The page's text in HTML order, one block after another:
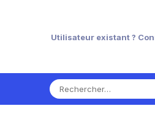
Utilisateur existant ?